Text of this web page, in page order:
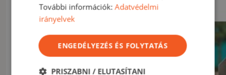
További információk:Adatvédelmi
irányelvek
ENGEDÉLYEZÉS ÉS FOLYTATÁS
PRISZABNI / ELUTASÍTANI